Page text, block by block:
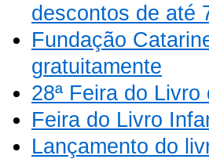
descontos de até
Fundação
gratuitamente
28ª Feira do
Feira do Livro
Lançamento do